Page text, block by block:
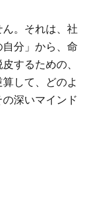
。それは、社
分」から、命
するための、
して、どのよ
深いマインド